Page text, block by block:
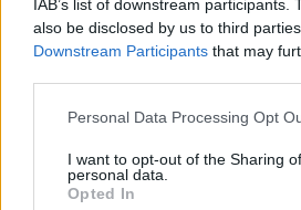
IAB’s list of downstream participants.
also be disclosed by us to third
Downstream Participants that may
Personal Data Processing Opt
I want to opt-out of the Sharing
personal data.
Opted In
Όμιλος AKTOR: Εξαγοράζει το
και THALIS – Στρατηγική
Oil
05/08/2026 - 17:39 ΕΠΙΧΕΙΡΗΣΕΙΣ
ΗΠΑ: Επιβράδυνση των
τομέα τον Ιούλιο -
θέσεις εργασίας